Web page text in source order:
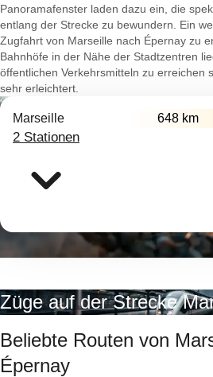
Panoramafenster laden dazu ein, die
entlang der Strecke zu bewundern. Ein
Zugfahrt von Marseille nach Épernay zu
Bahnhöfe in der Nähe der Stadtzentren
öffentlichen Verkehrsmitteln zu erreichen
sehr erleichtert.
Marseille 648 km
2 Stationen
Züge auf der Strecke
Beliebte Routen von
Épernay